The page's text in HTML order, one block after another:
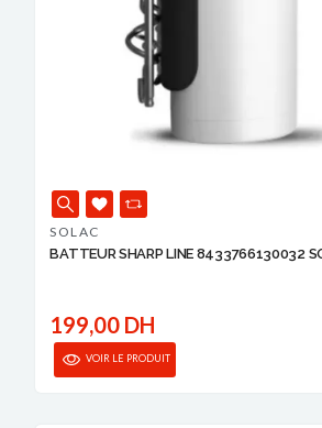
SOLAC
BATTEUR SHARP LINE 8433766130032
199,00 DH
VOIR LE PRODUIT